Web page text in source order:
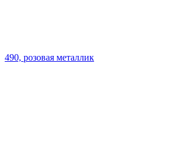
490, розовая металлик